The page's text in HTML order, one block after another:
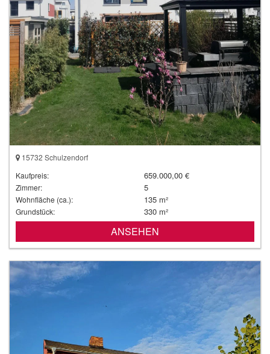
15732 Schulzendorf
Kaufpreis:
659.000,00 €
Zimmer: 5
Wohnfläche (ca.): 135 m²
Grundstück: 330 m²
ANSEHEN